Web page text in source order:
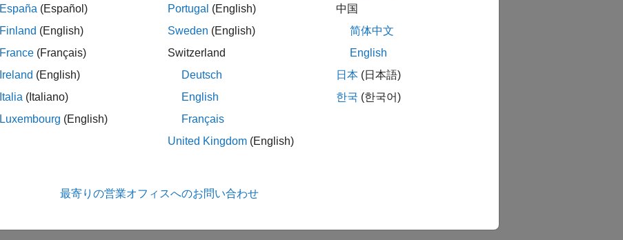
España (Español)
Finland (English)
France (Français)
Ireland (English)
Italia (Italiano)
Luxembourg (English)
Portugal (English)
Sweden (English)
Switzerland
Deutsch
English
Français
United Kingdom (English)
中国
简体中文
English
日本 (日本語)
한국 (한국어)
最寄りの営業オフィスへのお問い合わせ